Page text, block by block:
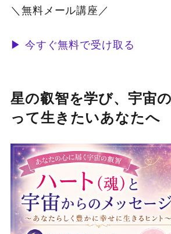
＼無料メール講座／
▶ 今すぐ無料で受け取る
星の叡智を学び、宇宙
って生きたいあなたへ